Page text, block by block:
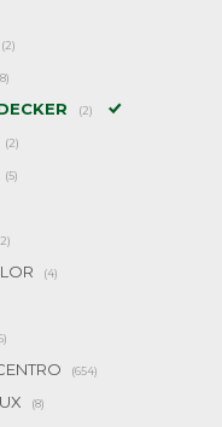
(2)
(2)
(2)
(5)
(4)
(654)
(8)